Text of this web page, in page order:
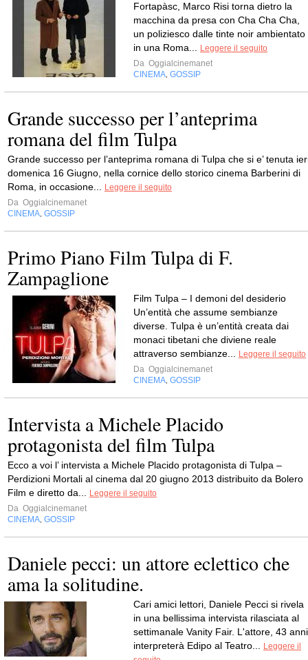
Fortapàsc, Marco Risi torna dietro la
macchina da presa con Cha Cha Cha,
un poliziesco dalle tinte noir ambientato
in una Roma...
Leggere il seguito
Da Oggialcinemanet
CINEMA GOSSIP
Grande successo per l’anteprima
romana del film Tulpa
Grande successo per l’anteprima romana di Tulpa che si e’ tenuta
domenica 16 Giugno, nella cornice dello storico cinema Barberini di
Roma, in occasione...
Leggere il seguito
Da Oggialcinemanet
CINEMA GOSSIP
Primo Piano Film Tulpa di F.
Zampaglione
Film Tulpa – I demoni del desiderio
Un’entità che assume sembianze
diverse. Tulpa è un’entità creata dai
monaci tibetani che diviene reale
attraverso sembianze...
Leggere il seguito
Da Oggialcinemanet
CINEMA GOSSIP
Intervista a Michele Placido
protagonista del film Tulpa
Ecco a voi l’ intervista a Michele Placido protagonista di Tulpa –
Perdizioni Mortali al cinema dal 20 giugno 2013 distribuito da Bolero
Film e diretto da...
Leggere il seguito
Da Oggialcinemanet
CINEMA GOSSIP
Daniele pecci: un attore eclettico che
ama la solitudine.
Cari amici lettori, Daniele Pecci si rivela
in una bellissima intervista rilasciata al
settimanale Vanity Fair. L'attore, 43
interpreterà Edipo al Teatro...
Leggere il